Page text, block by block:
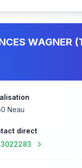
WAGNER
Neau
direct